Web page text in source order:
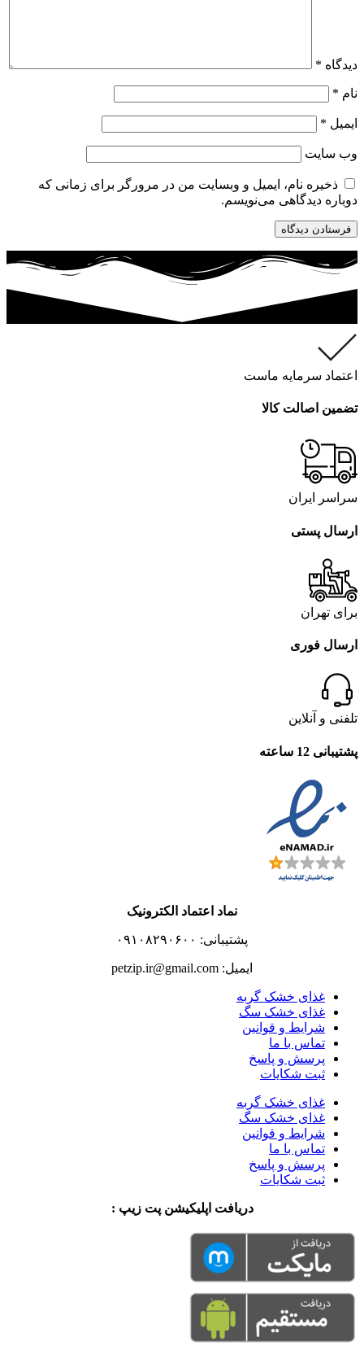
دیدگاه *
نام *
ایمیل *
وب‌ سایت
ذخیره نام، ایمیل و وبسایت من در مرورگر برای زمانی که
دوباره دیدگاهی می‌نویسم.
اعتماد سرمایه ماست
تضمین اصالت کالا
سراسر ایران
ارسال پستی
برای تهران
ارسال فوری
تلفنی و آنلاین
پشتیبانی 12 ساعته
نماد اعتماد الکترونیک
پشتیبانی: ۰۹۱۰۸۲۹۰۶۰۰
ایمیل: petzip.ir@gmail.com
غذای خشک گربه
غذای خشک سگ
شرایط و قوانین
تماس با ما
پرسش و پاسخ
ثبت شکایات
غذای خشک گربه
غذای خشک سگ
شرایط و قوانین
تماس با ما
پرسش و پاسخ
ثبت شکایات
دریافت اپلیکیشن پت زیپ :